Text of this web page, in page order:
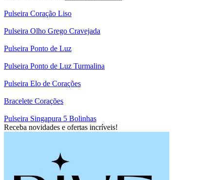
Pulseira Coração Liso
Pulseira Olho Grego Cravejada
Pulseira Ponto de Luz
Pulseira Ponto de Luz Turmalina
Pulseira Elo de Corações
Bracelete Corações
Pulseira Singapura 5 Bolinhas
Receba novidades e ofertas incríveis!